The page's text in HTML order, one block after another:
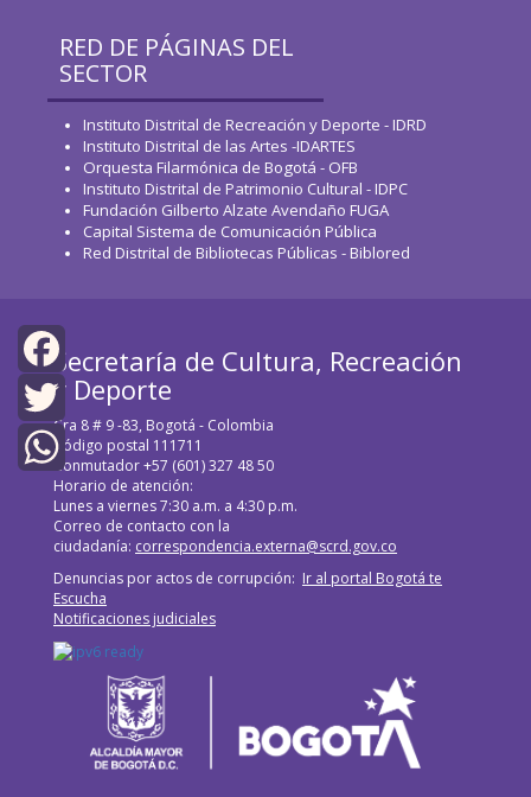
Facebook
Twitter
WhatsApp
RED DE PÁGINAS DEL
SECTOR
Instituto Distrital de Recreación y Deporte - IDRD
Instituto Distrital de las Artes -IDARTES
Orquesta Filarmónica de Bogotá - OFB
Instituto Distrital de Patrimonio Cultural - IDPC
Fundación Gilberto Alzate Avendaño FUGA
Capital Sistema de Comunicación Pública
Red Distrital de Bibliotecas Públicas - Biblored
Secretaría de Cultura, Recreación
y Deporte
Cra 8 # 9 -83, Bogotá - Colombia
Código postal 111711
Conmutador +57 (601) 327 48 50
Horario de atención:
Lunes a viernes 7:30 a.m. a 4:30 p.m.
Correo de contacto con la
ciudadanía: correspondencia.externa@scrd.gov.co
Denuncias por actos de corrupción: Ir al portal Bogotá te
Escucha
Notificaciones judiciales